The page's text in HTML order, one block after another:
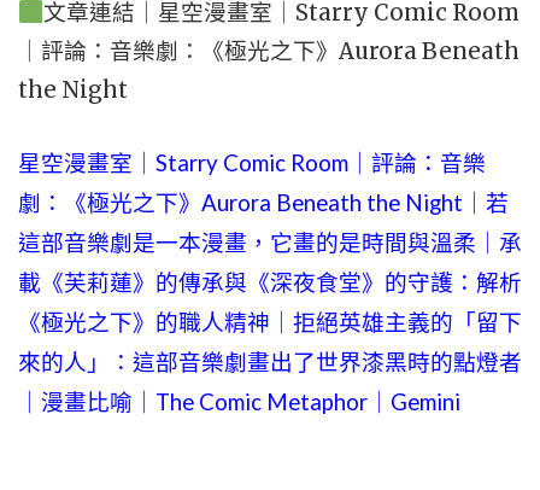
文章連結｜星空漫畫室｜Starry Comic Room
｜評論：音樂劇：《極光之下》Aurora Beneath
the Night
星空漫畫室｜Starry Comic Room｜評論：音樂
劇：《極光之下》Aurora Beneath the Night｜若
這部音樂劇是一本漫畫，它畫的是時間與溫柔｜承
載《芙莉蓮》的傳承與《深夜食堂》的守護：解析
《極光之下》的職人精神｜拒絕英雄主義的「留下
來的人」：這部音樂劇畫出了世界漆黑時的點燈者
｜漫畫比喻｜The Comic Metaphor｜Gemini